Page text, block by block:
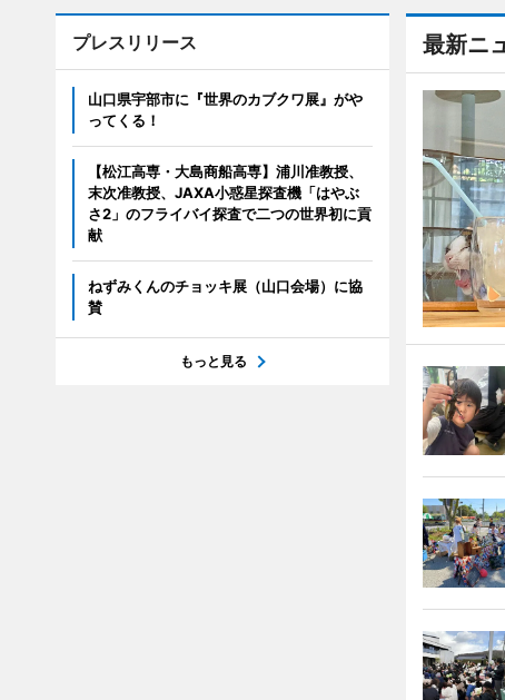
最新ニ
プレスリリース
山口県宇部市に『世界のカブクワ展』がや
ってくる！
【松江高専・大島商船高専】浦川准教授、
末次准教授、JAXA小惑星探査機「はやぶ
さ2」のフライバイ探査で二つの世界初に貢
献
ねずみくんのチョッキ展（山口会場）に協
賛
もっと見る